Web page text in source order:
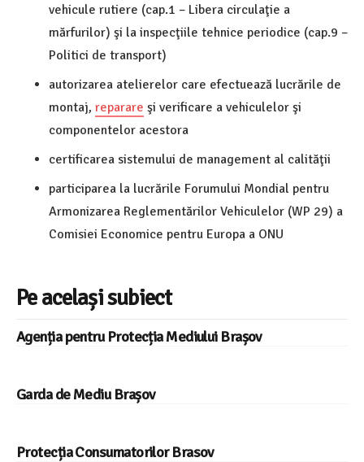
vehicule rutiere (cap.1 – Libera circulaţie a
mărfurilor) şi la inspecţiile tehnice periodice (cap.9 –
Politici de transport)
autorizarea atelierelor care efectuează lucrările de
montaj, reparare şi verificare a vehiculelor şi
componentelor acestora
certificarea sistemului de management al calităţii
participarea la lucrările Forumului Mondial pentru
Armonizarea Reglementărilor Vehiculelor (WP 29) a
Comisiei Economice pentru Europa a ONU
Pe același subiect
Agenția pentru Protecția Mediului Brașov
Garda de Mediu Brașov
Protecția Consumatorilor Brasov